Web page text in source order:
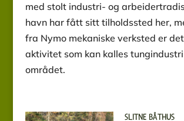
med stolt industri- og
havn har fått sitt tilholdssted her,
fra Nymo mekaniske verksted er
aktivitet som kan kalles
området.
SLITNE BÅTHUS